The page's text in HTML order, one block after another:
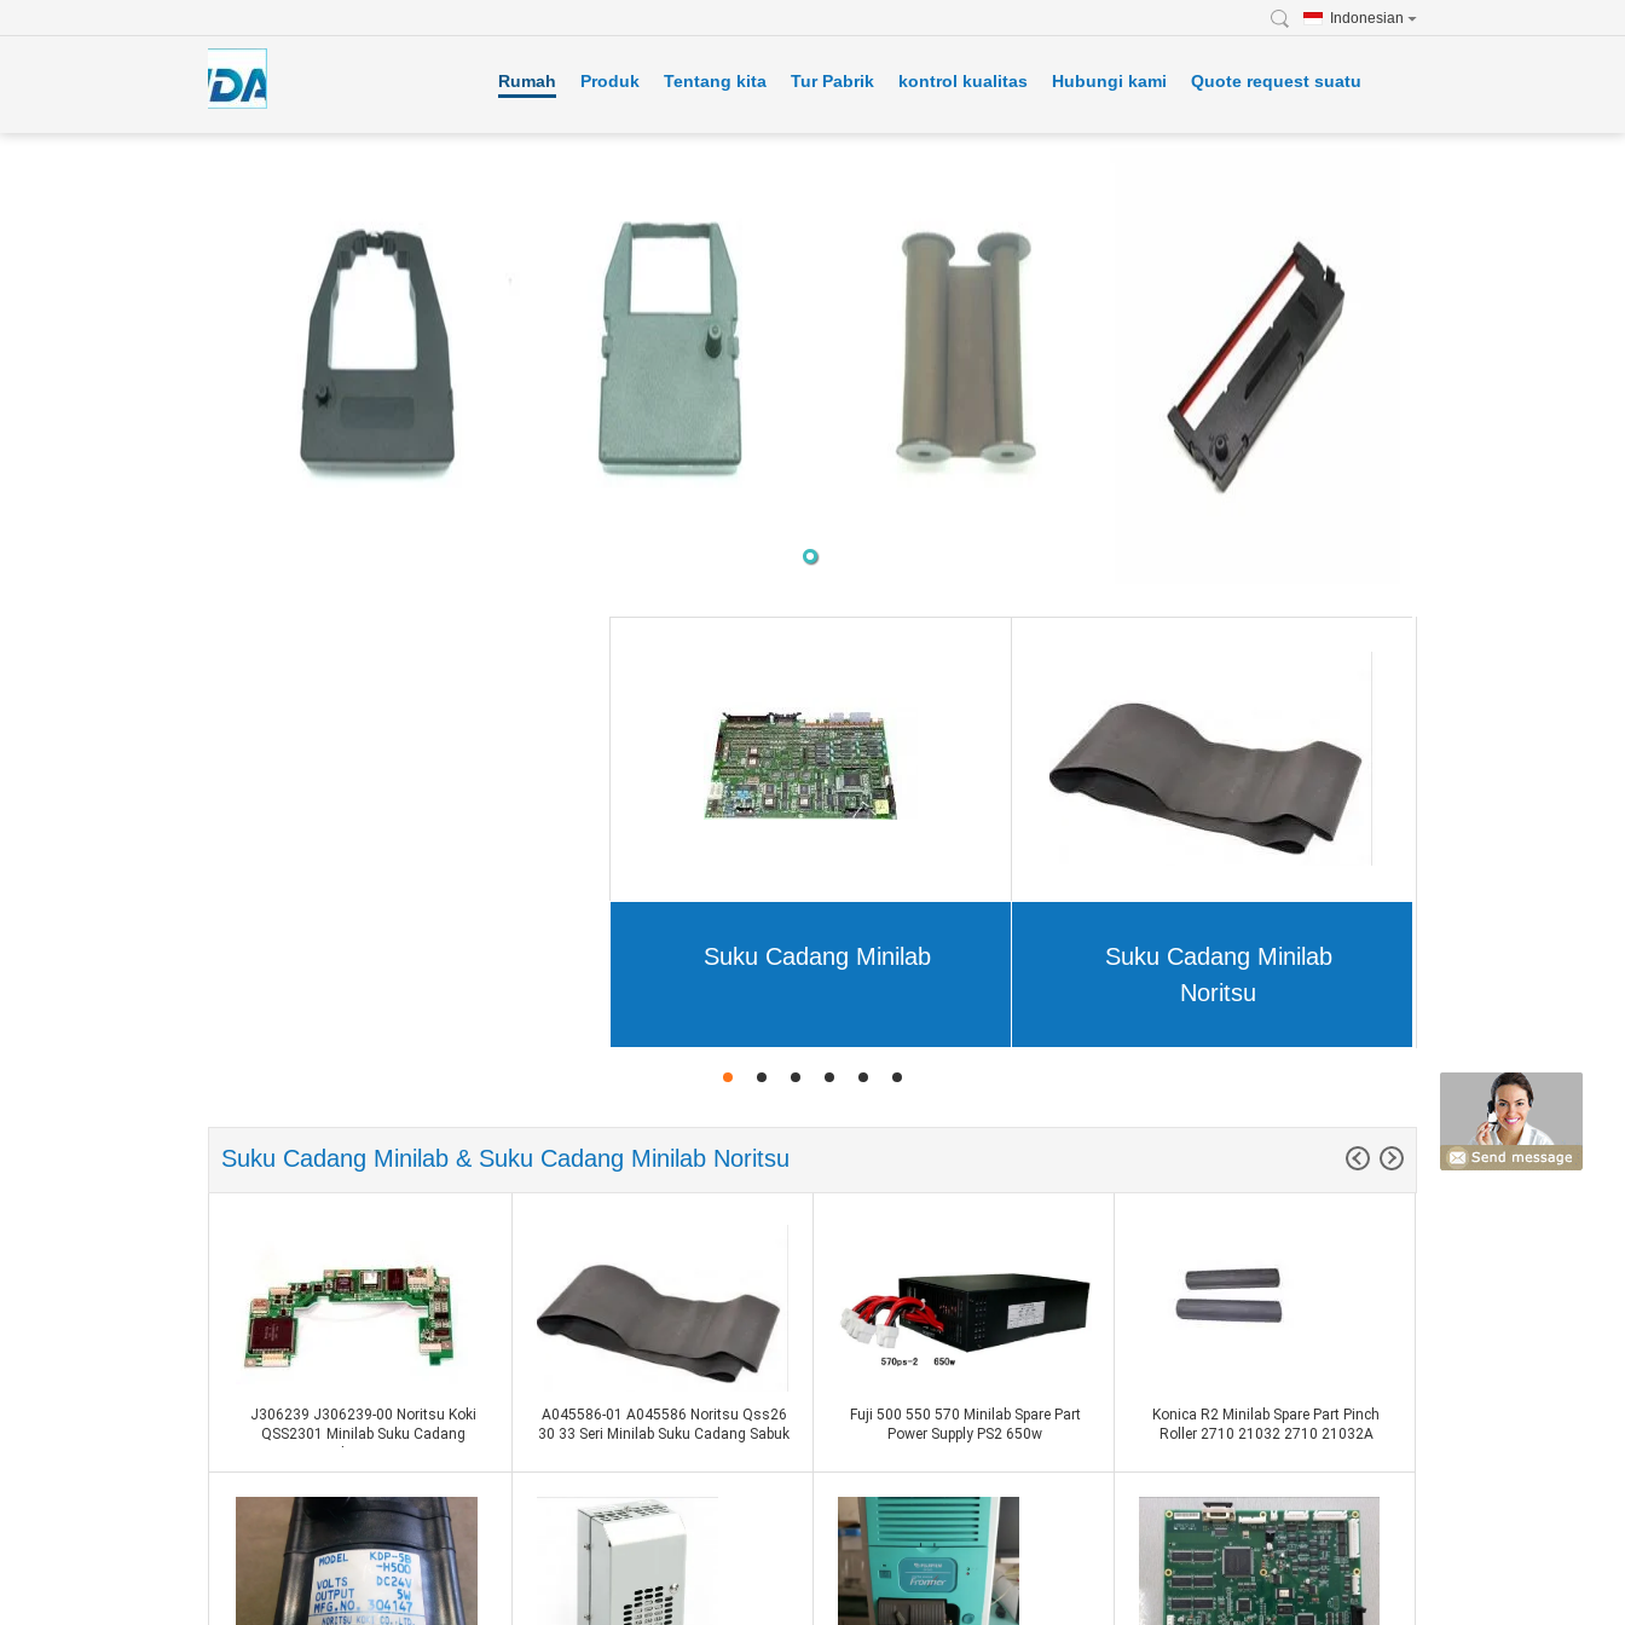
Indonesian
Rumah Produk Tentang kita Tur Pabrik kontrol kualitas Hubungi kami Quote request suatu
Yang lain Suku Cadang Minilab
Suku Cadang Minilab
Noritsu
Bagian Fuji Minilab Bagian Konica Minilab Bagian Doli Minilab
Suku Cadang Minilab & Suku Cadang Minilab Noritsu
J306239 J306239-00 Noritsu Koki
QSS2301 Minilab Suku Cadang
Hubungi sekarang
A045586-01 A045586 Noritsu Qss26
30 33 Seri Minilab Suku Cadang Sabuk
Hubungi sekarang
Fuji 500 550 570 Minilab Spare Part
Power Supply PS2 650w
Hubungi sekarang
Konica R2 Minilab Spare Part Pinch
Roller 2710 21032 2710 21032A
Hubungi sekarang